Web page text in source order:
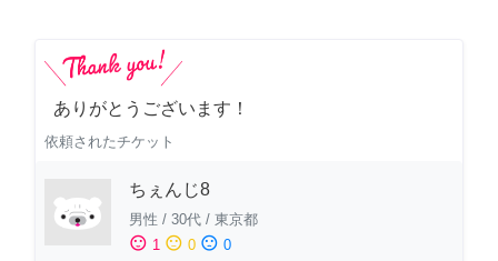
ありがとうございます！
依頼されたチケット
ちぇんじ8
男性 / 30代 / 東京都
sentiment_satisfied 1 sentiment_neutral 0 sentiment_dissatisfied 0